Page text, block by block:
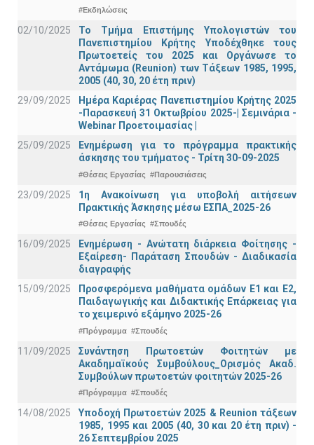
#Εκδηλώσεις
02/10/2025
Το Τμήμα Επιστήμης Υπολογιστών του
Πανεπιστημίου Κρήτης Υποδέχθηκε τους
Πρωτοετείς του 2025 και Οργάνωσε το
Αντάμωμα (Reunion) των Τάξεων 1985, 1995,
2005 (40, 30, 20 έτη πριν)
29/09/2025
Ημέρα Καριέρας Πανεπιστημίου Κρήτης 2025
-Παρασκευή 31 Οκτωβρίου 2025-| Σεμινάρια -
Webinar Προετοιμασίας |
25/09/2025
Ενημέρωση για το πρόγραμμα πρακτικής
άσκησης του τμήματος - Τρίτη 30-09-2025
#Θέσεις Εργασίας #Παρουσιάσεις
23/09/2025
1η Ανακοίνωση για υποβολή αιτήσεων
Πρακτικής Άσκησης μέσω ΕΣΠΑ_2025-26
#Θέσεις Εργασίας #Σπουδές
16/09/2025
Ενημέρωση - Ανώτατη διάρκεια Φοίτησης -
Εξαίρεση- Παράταση Σπουδών - Διαδικασία
διαγραφής
15/09/2025
Προσφερόμενα μαθήματα ομάδων Ε1 και Ε2,
Παιδαγωγικής και Διδακτικής Επάρκειας για
το χειμερινό εξάμηνο 2025-26
#Πρόγραμμα #Σπουδές
11/09/2025
Συνάντηση Πρωτοετών Φοιτητών με
Ακαδημαϊκούς Συμβούλους_Ορισμός Ακαδ.
Συμβούλων πρωτοετών φοιτητών 2025-26
#Πρόγραμμα #Σπουδές
14/08/2025
Υποδοχή Πρωτοετών 2025 & Reunion τάξεων
1985, 1995 και 2005 (40, 30 και 20 έτη πριν) -
26 Σεπτεμβρίου 2025